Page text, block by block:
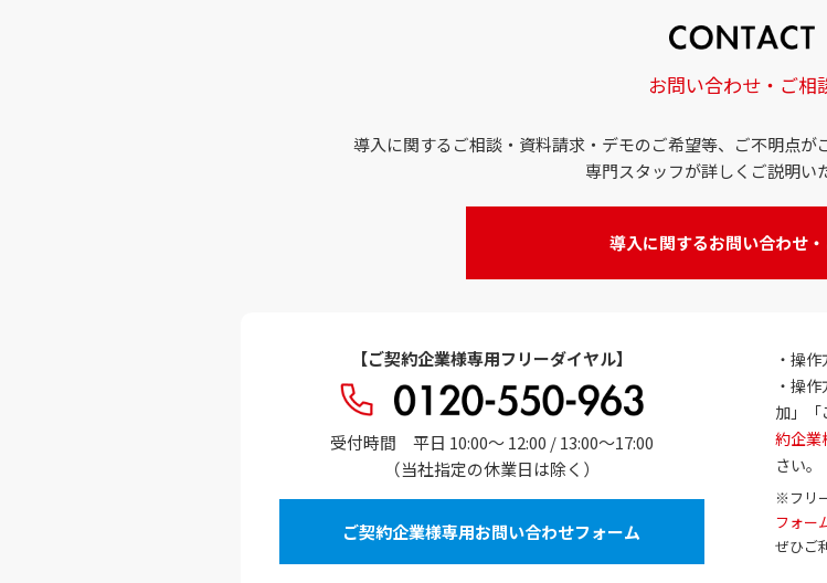
お問い合わせ・ご相
導入に関するご相談・資料請求・デモのご希望等、ご不明点が
専門スタッフが詳しくご説明い
導入に関するお問い合わせ
【ご契約企業様専用フリーダイヤル】
受付時間 平日 10:00～ 12:00 / 13:00～17:00
（当社指定の休業日は除く）
ご契約企業様専用お問い合わせフォーム
・操
・操
加」「
約企業
さい。
※フリ
フォー
ぜひご